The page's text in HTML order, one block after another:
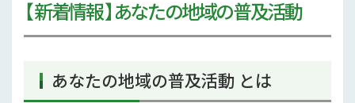
【 新着情報 】あなたの地域の普及活動
あなたの地域の普及活動 とは
スマート農業
参考文献
2025年 (107)
2023年 (139)